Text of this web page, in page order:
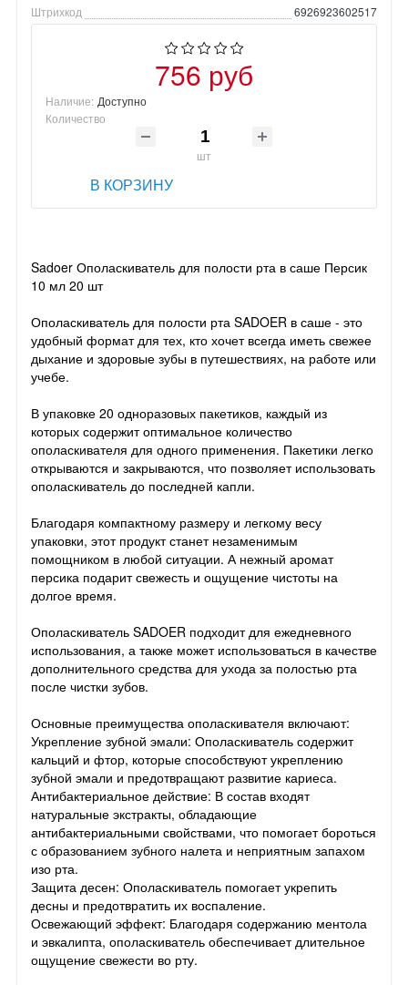
Штрихкод
6926923602517
756 руб
Наличие: Доступно
Количество
шт
В КОРЗИНУ
Sadoer Ополаскиватель для полости рта в саше Персик
10 мл 20 шт
Ополаскиватель для полости рта SADOER в саше - это
удобный формат для тех, кто хочет всегда иметь свежее
дыхание и здоровые зубы в путешествиях, на работе или
учебе.
В упаковке 20 одноразовых пакетиков, каждый из
которых содержит оптимальное количество
ополаскивателя для одного применения. Пакетики легко
открываются и закрываются, что позволяет использовать
ополаскиватель до последней капли.
Благодаря компактному размеру и легкому весу
упаковки, этот продукт станет незаменимым
помощником в любой ситуации. А нежный аромат
персика подарит свежесть и ощущение чистоты на
долгое время.
Ополаскиватель SADOER подходит для ежедневного
использования, а также может использоваться в качестве
дополнительного средства для ухода за полостью рта
после чистки зубов.
Основные преимущества ополаскивателя включают:
Укрепление зубной эмали: Ополаскиватель содержит
кальций и фтор, которые способствуют укреплению
зубной эмали и предотвращают развитие кариеса.
Антибактериальное действие: В состав входят
натуральные экстракты, обладающие
антибактериальными свойствами, что помогает бороться
с образованием зубного налета и неприятным запахом
изо рта.
Защита десен: Ополаскиватель помогает укрепить
десны и предотвратить их воспаление.
Освежающий эффект: Благодаря содержанию ментола
и эвкалипта, ополаскиватель обеспечивает длительное
ощущение свежести во рту.